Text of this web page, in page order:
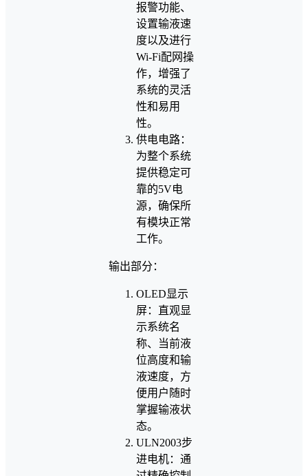
报警功能、
设置输液速
度以及进行
Wi-Fi配网操
作，增强了
系统的灵活
性和易用
性。
供电电路：
为整个系统
提供稳定可
靠的5V电
源，确保所
有模块正常
工作。
输出部分：
OLED显示
屏：直观显
示系统名
称、当前液
位高度和输
液速度，方
便用户随时
掌握输液状
态。
ULN2003步
进电机：通